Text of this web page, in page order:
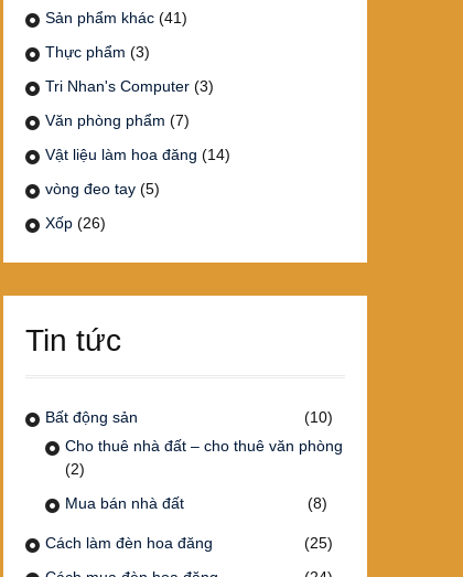
Sản phẩm khác (41)
Thực phẩm (3)
Tri Nhan's Computer (3)
Văn phòng phẩm (7)
Vật liệu làm hoa đăng (14)
vòng đeo tay (5)
Xốp (26)
Tin tức
Bất động sản
(10)
Cho thuê nhà đất – cho thuê văn phòng
(2)
Mua bán nhà đất
(8)
Cách làm đèn hoa đăng
(25)